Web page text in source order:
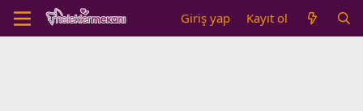
Giriş yap Kayıt ol